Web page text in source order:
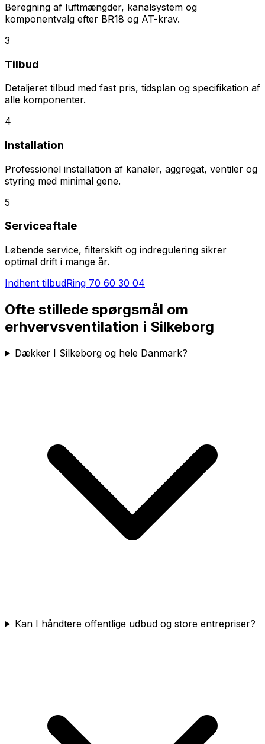
Beregning af luftmængder, kanalsystem og
komponentvalg efter BR18 og AT-krav.
3
Tilbud
Detaljeret tilbud med fast pris, tidsplan og specifikation af
alle komponenter.
4
Installation
Professionel installation af kanaler, aggregat, ventiler og
styring med minimal gene.
5
Serviceaftale
Løbende service, filterskift og indregulering sikrer
optimal drift i mange år.
Indhent tilbudRing 70 60 30 04
Ofte stillede spørgsmål om
erhvervsventilation i Silkeborg
Dækker I Silkeborg og hele Danmark?
Kan I håndtere offentlige udbud og store entrepriser?